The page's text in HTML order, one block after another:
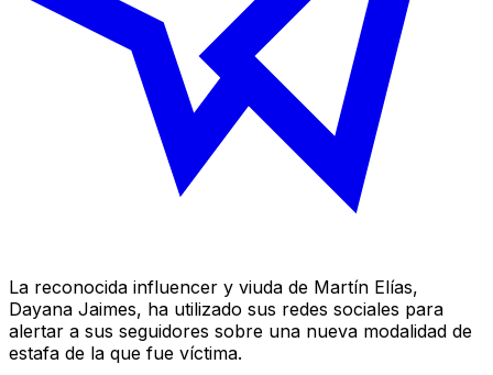
La reconocida influencer y viuda de Martín Elías,
Dayana Jaimes, ha utilizado sus redes sociales para
alertar a sus seguidores sobre una nueva modalidad de
estafa de la que fue víctima.